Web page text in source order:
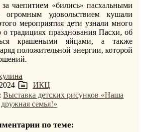
чаепитием «бились» пасхальными
удовольствием кушали
мероприятия дети узнали много
о традициях празднования Пасхи, об
крашеными яйцами, а также
положительной энергии, которой
ИКЦ
Выставка детских рисунков «Наша
дружная семья!»
по теме: